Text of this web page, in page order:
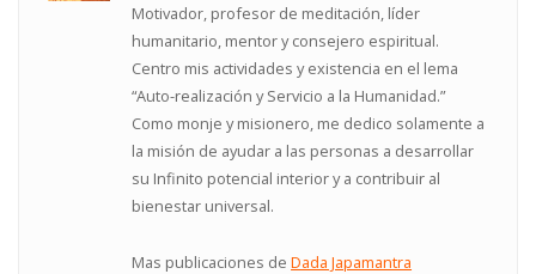
Motivador, profesor de meditación, líder
humanitario, mentor y consejero espiritual.
Centro mis actividades y existencia en el lema
“Auto-realización y Servicio a la Humanidad.”
Como monje y misionero, me dedico solamente a
la misión de ayudar a las personas a desarrollar
su Infinito potencial interior y a contribuir al
bienestar universal.
Mas publicaciones deDada Japamantra